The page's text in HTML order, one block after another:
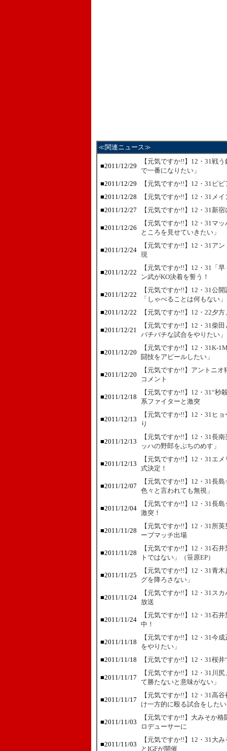
≪関連ニュース≫
■2011/12/29
【元気ですか!!】12・31戦
で一番になりたい」
■2011/12/29
【元気ですか!!】12・31ビ
■2011/12/28
【元気ですか!!】12・31メ
■2011/12/27 【元気ですか!!】12・31新
■2011/12/26
【元気ですか!!】12・31マ
ところを見せていきたい」
■2011/12/24
【元気ですか!!】12・31ア
現
■2011/12/22
【元気ですか!!】12・31「
ン武がKO決着を誓う！
■2011/12/22
【元気ですか!!】12・31公
「しゃべることは何もない」
■2011/12/22 【元気ですか!!】12・22夕
■2011/12/21
【元気ですか!!】12・31柴
バチバチな試合をやりたい」
■2011/12/20
【元気ですか!!】12・31K-
闘技をアピールしたい」
■2011/12/20
【元気ですか!!】アントニ
コメント
■2011/12/18
【元気ですか!!】12・31“秒
系ファイターと激突
■2011/12/13
【元気ですか!!】12・31ヒ
り
■2011/12/13
【元気ですか!!】12・31長
ッハの野郎をぶちのめす」
■2011/12/13
【元気ですか!!】12・31エ
式決定！
■2011/12/07
【元気ですか!!】12・31長
色々と言われても無視」
■2011/12/04
【元気ですか!!】12・31長
激突！
■2011/11/28
【元気ですか!!】12・31所
ーブマッチ出場
■2011/11/28
【元気ですか!!】12・31石
トではない」（笹原EP）
■2011/11/25
【元気ですか!!】12・31青
グを降ろさない」
■2011/11/24
【元気ですか!!】12・31ス
放送
■2011/11/24
【元気ですか!!】12・31石
中！
■2011/11/18
【元気ですか!!】12・31今
をやりたい」
■2011/11/18 【元気ですか!!】12・31桜
■2011/11/17
【元気ですか!!】12・31川
て勝たないと意味がない」
■2011/11/17
【元気ですか!!】12・31高
け一方的に殴る試合をした
■2011/11/03
【元気ですか!!】大みそか
ロデューサーに
■2011/11/03
【元気ですか!!】12・31大
とIGFが開催